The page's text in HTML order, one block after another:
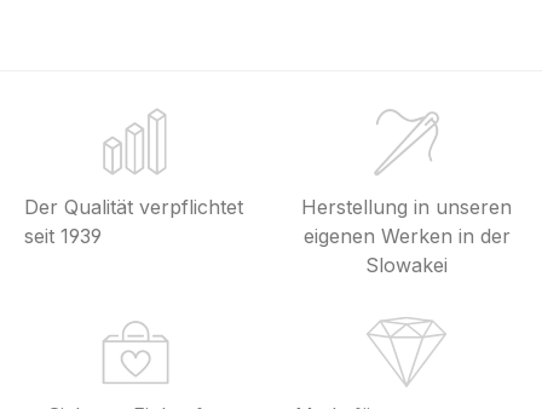
Der Qualität verpflichtet
seit 1939
Herstellung in unseren
eigenen Werken in der
Slowakei